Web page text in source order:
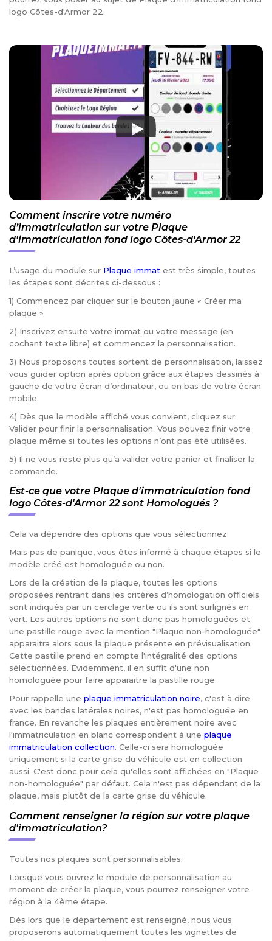
logo Côtes-d'Armor 22.
Comment inscrire votre numéro
d’immatriculation sur votre Plaque
d'immatriculation fond logo Côtes-d'Armor 22
L’usage du module sur Plaque immat est très simple, toutes
les étapes sont décrites ci-dessous :
1) Commencez par cliquer sur le bouton jaune « Créer ma
plaque »
2) Inscrivez ensuite votre immat ou votre message (en
cochant texte libre) et commencez la personnalisation.
3) Nous proposons toutes sortent de personnalisation, laissez
vous guider option après option grâce aux étapes dessinés à
gauche de votre écran d’ordinateur, ou en bas de votre écran
mobile.
4) Dès que le modèle affiché vous convient, cliquez sur
Valider pour finir la personnalisation. Vous pouvez finir votre
plaque même si toutes les options n’ont pas été utilisées.
5) Il ne vous reste plus qu’a valider votre panier et finaliser la
commande.
Est-ce que votre Plaque d'immatriculation fond
logo Côtes-d'Armor 22 sont Homologués ?
Cela va dépendre des options que vous sélectionnez.
Mais pas de panique, vous êtes informé à chaque étapes si le
modèle créé est homologuée ou non.
Lors de la création de la plaque, toutes les options
proposées rentrant dans les critères d’homologation officiels
sont indiqués par un cerclage verte ou ils sont surlignés en
vert. Les autres options ne sont donc pas homologuées et
une pastille rouge avec la mention "Plaque non-homologuée"
apparaitra alors sous la plaque présente en prévisualisation.
Cette pastille prend en compte l'intégralité des options
sélectionnées. Evidemment, il en suffit d'une non
homologuée pour faire apparaitre la pastille rouge.
Pour rappelle une plaque immatriculation noire, c'est à dire
avec les bandes latérales noires, n'est pas homologuée en
france. En revanche les plaques entièrement noire avec
l'immatriculation en blanc correspondent à une plaque
immatriculation collection. Celle-ci sera homologuée
uniquement si la carte grise du véhicule est en collection
aussi. C'est donc pour cela qu'elles sont affichées en "Plaque
non-homologuée" par défaut. Cela n'est pas dépendant de la
plaque, mais plutôt de la carte grise du véhicule.
Comment renseigner la région sur votre plaque
d'immatriculation?
Toutes nos plaques sont personnalisables.
Lorsque vous ouvrez le module de personnalisation au
moment de créer la plaque, vous pourrez renseigner votre
région à la 4ème étape.
Dès lors que le département est renseigné, nous vous
proposerons automatiquement toutes les vignettes de